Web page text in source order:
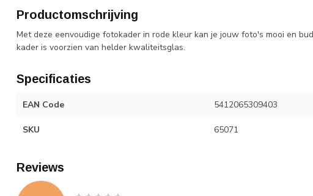
Productomschrijving
Met deze eenvoudige fotokader in rode kleur kan je jouw foto's mooi en
kader is voorzien van helder kwaliteitsglas.
Specificaties
EAN Code 5412065309403
SKU 65071
Reviews